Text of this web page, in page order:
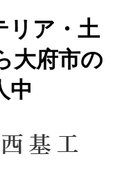
リア・土
大府市の
中